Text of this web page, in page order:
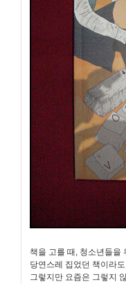
책을 고를 때, 청소년들을
당연스레 집었던 책이라
그렇지만 요즘은 그렇지